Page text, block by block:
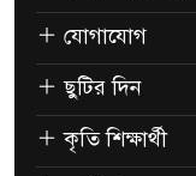
যোগাযোগ
ছুটির দিন
কৃতি শিক্ষার্থী